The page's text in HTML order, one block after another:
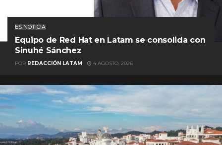
ES NOTICIA
Equipo de Red Hat en Latam se consolida con
Sinuhé Sánchez
POR REDACCIÓN LATAM 4 AGOSTO, 2026